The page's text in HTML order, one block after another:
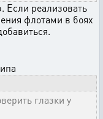
реализовать
флотами в боях
глазки у